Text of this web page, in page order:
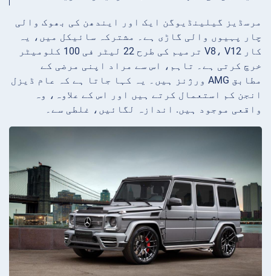
مرسڈیز گیلینڈیوگن ایک اور ایندھن کی بھوک والی
چار پہیوں والی گاڑی ہے۔ مشترکہ سائیکل میں، یہ
کار V8، V12 ترمیم کی طرح 22 لیٹر فی 100 کلومیٹر
خرچ کرتی ہے۔ تاہم، اس سے مراد اپنی مرضی کے
مطابق AMG ورژنز ہیں۔ یہ کہا جاتا ہے کہ عام ڈیزل
انجن کم استعمال کرتے ہیں اور اس کے علاوہ، وہ
واقعی موجود ہیں. اندازہ لگائیں، غلطی سے۔